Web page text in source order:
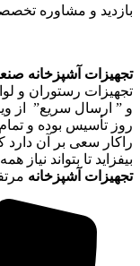
بازدید و مشاوره
تجهیزات آشپزخانه
تجهیزات رستوران و
و ” ارسال سریع” از
روز تأسیس بوده و تمام
راکار سعی بر آن دارد
بیفزاید تا بتواند نیاز
تجهیزات آشپزخانه